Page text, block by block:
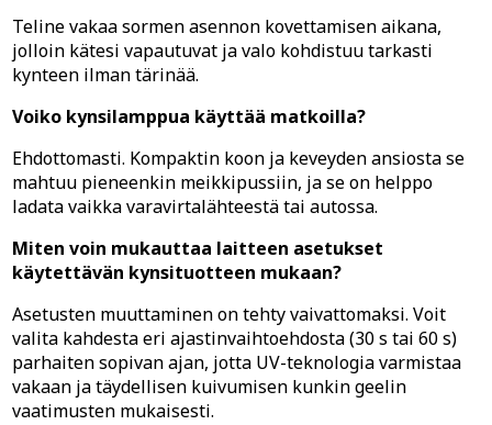
Teline vakaa sormen asennon kovettamisen aikana,
jolloin kätesi vapautuvat ja valo kohdistuu tarkasti
kynteen ilman tärinää.
Voiko kynsilamppua käyttää matkoilla?
Ehdottomasti. Kompaktin koon ja keveyden ansiosta se
mahtuu pieneenkin meikkipussiin, ja se on helppo
ladata vaikka varavirtalähteestä tai autossa.
Miten voin mukauttaa laitteen asetukset
käytettävän kynsituotteen mukaan?
Asetusten muuttaminen on tehty vaivattomaksi. Voit
valita kahdesta eri ajastinvaihtoehdosta (30 s tai 60 s)
parhaiten sopivan ajan, jotta UV-teknologia varmistaa
vakaan ja täydellisen kuivumisen kunkin geelin
vaatimusten mukaisesti.